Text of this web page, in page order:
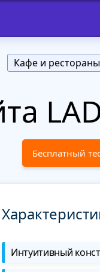
Кафе и рестораны
Бесплатный
Интуитивный